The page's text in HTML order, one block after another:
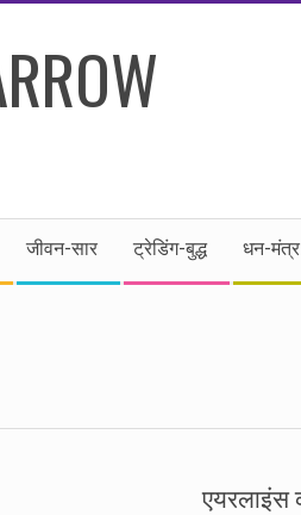
जीवन-सार ट्रेडिंग-बुद्ध धन-मंत्र
एयरलाइंस